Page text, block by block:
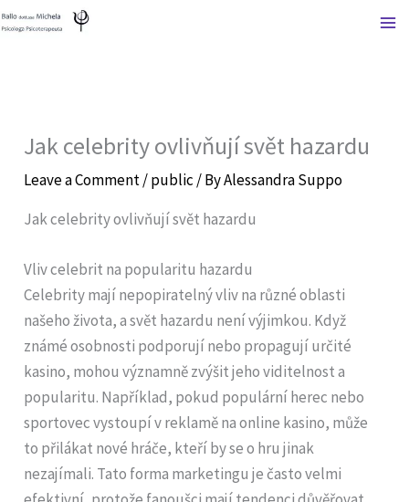
Skip
to
Jak celebrity ovlivňují svět hazardu
Leave a Comment/public / ByAlessandra Suppo
Jak celebrity ovlivňují svět hazardu
Vliv celebrit na popularitu hazardu
Celebrity mají nepopiratelný vliv na různé oblasti
našeho života, a svět hazardu není výjimkou. Když
známé osobnosti podporují nebo propagují určité
kasino, mohou významně zvýšit jeho viditelnost a
popularitu. Například, pokud populární herec nebo
sportovec vystoupí v reklamě na online kasino, může
to přilákat nové hráče, kteří by se o hru jinak
nezajímali. Tato forma marketingu je často velmi